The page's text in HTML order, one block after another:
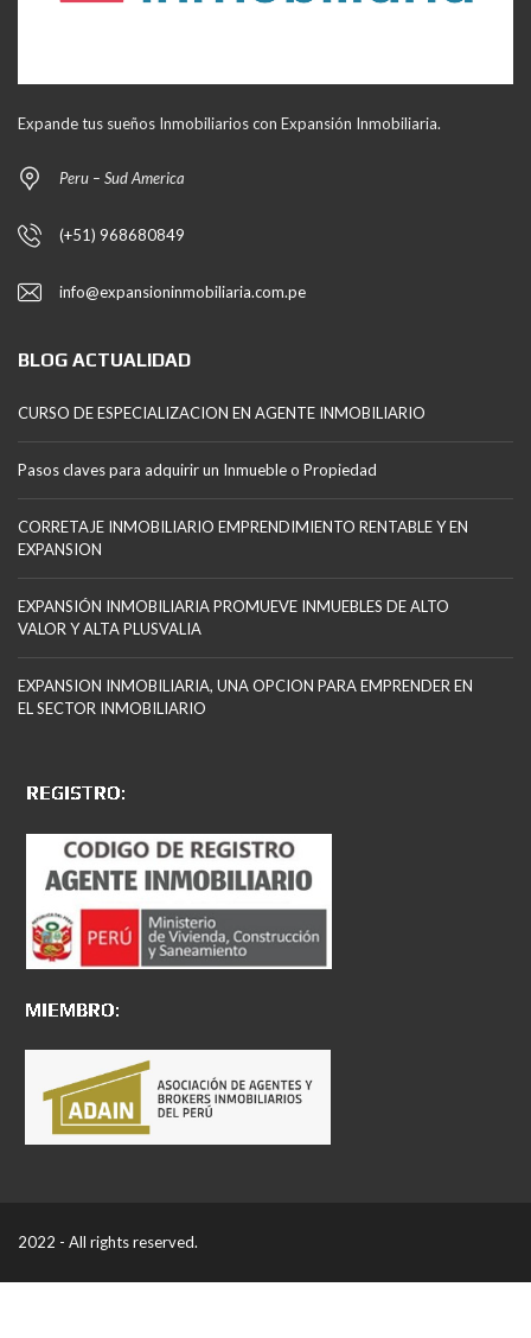
Expande tus sueños Inmobiliarios con Expansión Inmobiliaria.
Peru – Sud America
(+51) 968680849
info@expansioninmobiliaria.com.pe
BLOG ACTUALIDAD
CURSO DE ESPECIALIZACION EN AGENTE INMOBILIARIO
Pasos claves para adquirir un Inmueble o Propiedad
CORRETAJE INMOBILIARIO EMPRENDIMIENTO RENTABLE Y EN
EXPANSION
EXPANSIÓN INMOBILIARIA PROMUEVE INMUEBLES DE ALTO
VALOR Y ALTA PLUSVALIA
EXPANSION INMOBILIARIA, UNA OPCION PARA EMPRENDER EN
EL SECTOR INMOBILIARIO
2022 - All rights reserved.